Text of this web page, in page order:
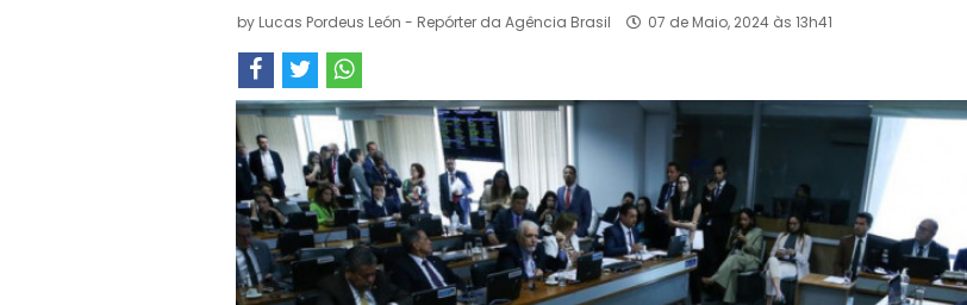
by Lucas Pordeus León - Repórter da Agência Brasil 07 de Maio, 2024 às 13h41